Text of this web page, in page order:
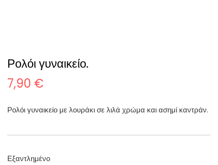
Ρολόι γυναικείο.
7,90 €
Ρολόι γυναικείο με λουράκι σε λιλά χρώμα και ασημί καντράν.
Εξαντλημένο